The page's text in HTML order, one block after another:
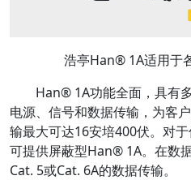
浩亭Han® 1A适用于
Han® 1A功能全面，具有
电源、信号和数据传输，为客
输最大可达16安培400伏。对
可提供屏蔽型Han® 1A。在数
Cat. 5或Cat. 6A的数据传输。